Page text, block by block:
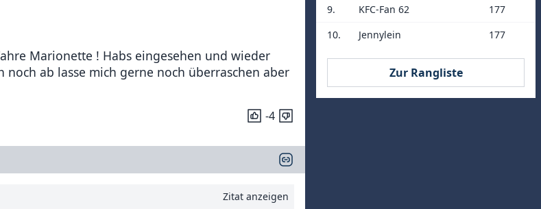
Marionette ! Habs eingesehen und wieder
ab lasse mich gerne noch überraschen aber
-4
Zitat anzeigen
9.
KFC-Fan 62
177
10.
Jennylein 177
Zur Rangliste